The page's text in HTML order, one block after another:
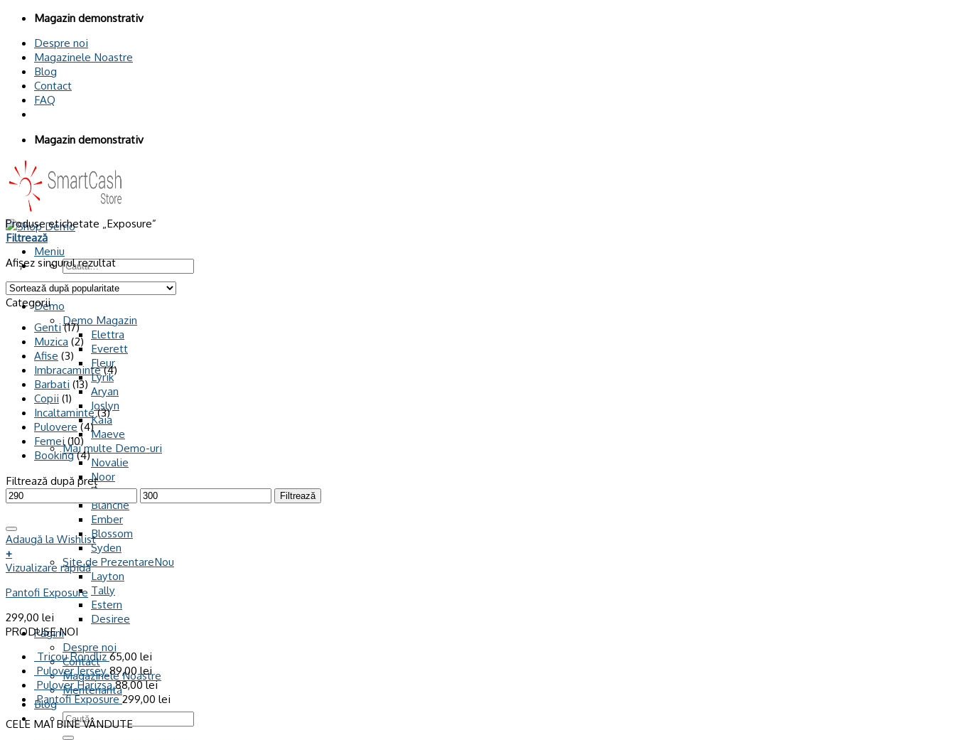
OmitețiMagazin demonstrativ
Despre noi
Magazinele Noastre
Blog
Contact
FAQ
Magazin demonstrativ
Meniu
Caută
după:
Demo
Demo Magazin
Elettra
Everett
Fleur
Lyrik
Aryan
Joslyn
Kaia
Maeve
Mai multe Demo-uri
Novalie
Noor
Reeve
Blanche
Ember
Blossom
Syden
Site de Prezentare
Layton
Tally
Estern
Desiree
Pagini
Despre noi
Contact
Magazinele Noastre
Mentenanta
Blog
Caută
după:
Produse etichetate „Exposure”
Filtrează
Afișez singurul rezultat
Categorii
Genti (17)
Muzica (2)
Afise (3)
Imbracaminte (4)
Barbati (13)
Copii (1)
Incaltaminte (3)
Pulovere (4)
Femei (10)
Booking (4)
Filtrează după preț
Filtrează
Adaugă la Wishlist
+
Vizualizare rapidă
Pantofi Exposure
299,00 lei
PRODUSE NOI
Tricou Rondliz 65,00 lei
Pulover Jersey 89,00lei
Pulover Harizsa 88,00lei
Pantofi Exposure 299,00 lei
CELE MAI BINE VÂNDUTE